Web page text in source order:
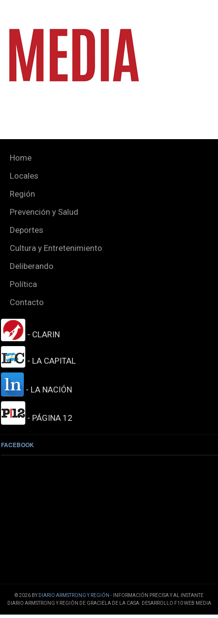
Home
Locales
Región
Prevención y Salud
Deportes
Cultura y Entretenimiento
Deliberando
Política
Contacto
- CLARIN
- LA CAPITAL
- LA NACIÓN
- PÁGINA 12
FACEBOOK
© 2026 BY DIARIO ARMSTRONG Y REGIÓN - INFORMACIÓN PRECISA Y AL INSTANTE
DIARIO ARMSTRONG Y REGIÓN DE GRACIELA DE LA CASA. DESARROLLO F10 WEB MEDIA